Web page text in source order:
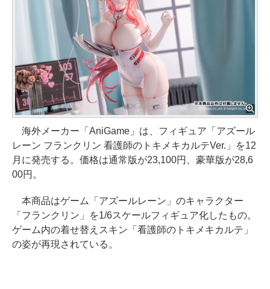
海外メーカー「AniGame」は、フィギュア「アズール
レーン フランクリン 看護師のトキメキカルテVer.」を12
月に発売する。価格は通常版が23,100円、豪華版が28,6
00円。
本商品はゲーム「アズールレーン」のキャラクター
「フランクリン」を1/6スケールフィギュア化したもの。
ゲーム内の着せ替えスキン「看護師のトキメキカルテ」
の姿が再現されている。